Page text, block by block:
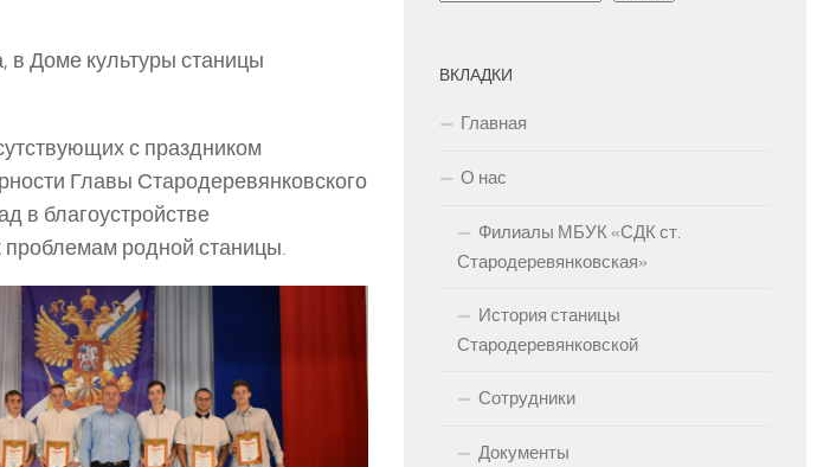
в Доме культуры станицы
с праздником
Главы Стародеревянковского
в благоустройстве
родной станицы.
ВКЛАДКИ
Главная
О нас
Филиалы МБУК «СДК ст.
Стародеревянковская»
История станицы
Стародеревянковской
Сотрудники
Документы